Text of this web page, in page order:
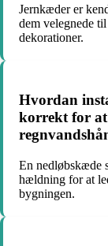
Jernkæder er
dem velegnede
dekorationer.
Hvordan
korrekt for
En nedløbskæde
hældning for at
bygningen.